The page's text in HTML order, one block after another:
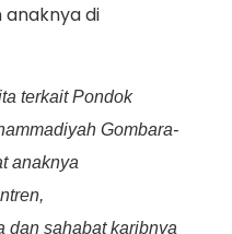
anaknya di
terkait Pondok
Gombara-
anaknya
dan sahabat karibnya